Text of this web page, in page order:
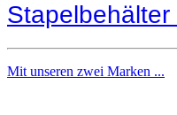
Mit unseren zwei Marken ...